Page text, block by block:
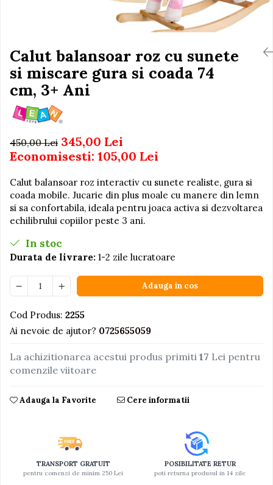
Caluti balansoar
Interactive, educative si
muzicale
Figurine
Ateliere si unelte
Blocuri de constructie
Covorase de dans
Creative
De plus
Electrocasnice si bucatarii
Jocuri de indemanare
Jucarii educative din lemn
Motociclete
Muzica si instrumente
Plastilina
Saltelute si centre de activitati
Seturi de doctor
Seturi de rufe
Trenulete
Ingrijire cosmetica mamici
Perioada Sarcinii
Pompe de san
Sisteme De Purtare
Calut balansoar roz cu sunete
si miscare gura si coada 74
cm, 3+ Ani
450,00 Lei 345,00 Lei
Economisesti: 105,00 Lei
Calut balansoar roz interactiv cu sunete realiste, gura si
coada mobile. Jucarie din plus moale cu manere din lemn
si sa confortabila, ideala pentru joaca activa si dezvoltarea
echilibrului copiilor peste 3 ani.
In stoc
Durata de livrare: 1-2 zile lucratoare
Adauga in cos
Cod Produs: 2255
Ai nevoie de ajutor? 0725655059
La achizitionarea acestui produs primiti 17 Lei pentru
comenzile viitoare
Adauga la Favorite Cere informatii
TRANSPORT GRATUIT
pentru comenzi de minim 250 Lei
POSIBILITATE RETUR
poti returna produsul in 14 zile